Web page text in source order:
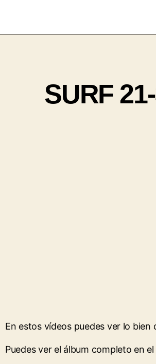
SURF
En estos vídeos puedes ver lo bien
Puedes ver el álbum completo en